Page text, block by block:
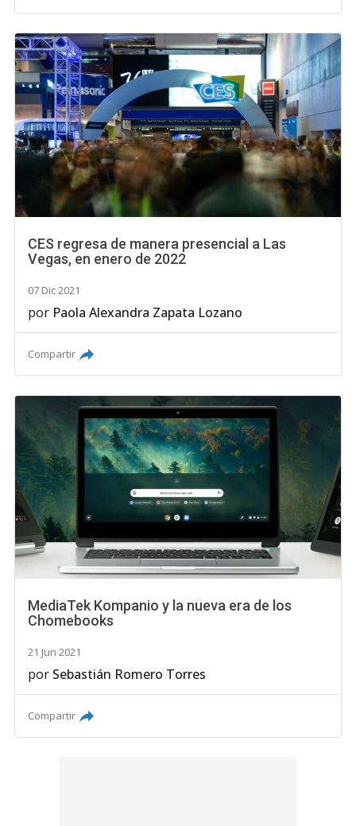
CES regresa de manera presencial a Las
Vegas, en enero de 2022
07 Dic 2021
por Paola Alexandra Zapata Lozano
Compartir
MediaTek Kompanio y la nueva era de los
Chomebooks
21 Jun 2021
por Sebastián Romero Torres
Compartir